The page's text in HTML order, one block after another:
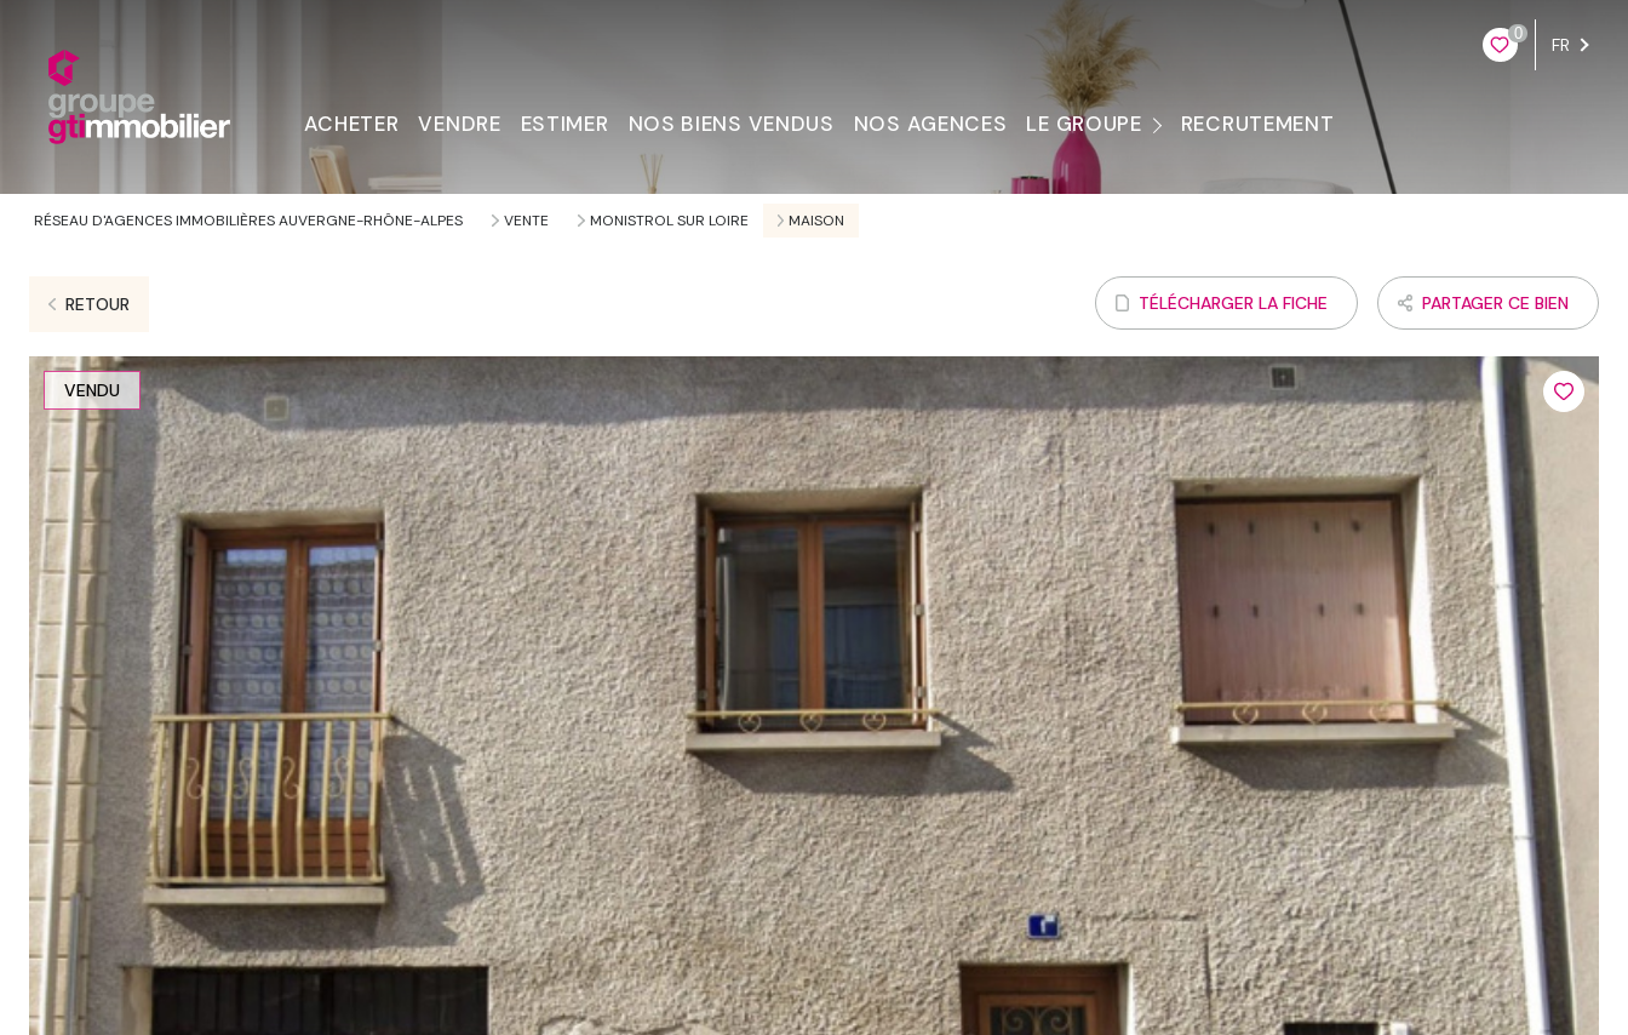
0
FR
ACHETER VENDRE ESTIMER NOS BIENS VENDUS NOS AGENCES LE GROUPE
Nous Contacter
RECRUTEMENT
RÉSEAU D'AGENCES IMMOBILIÈRES AUVERGNE-RHÔNE-ALPES VENTE MONISTROL SUR LOIRE MAISON
RETOUR TÉLÉCHARGER LA FICHE PARTAGER CE BIEN
VENDU